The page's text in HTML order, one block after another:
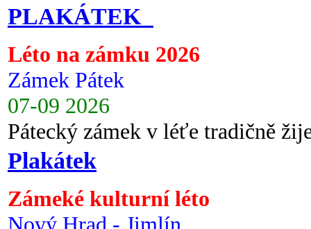
PLAKÁTEK
Léto na zámku 2026
Zámek Pátek
07-09 2026
Pátecký zámek v léťe tradičně
Plakátek
Zámeké kulturní léto
Nový Hrad - Jimlín